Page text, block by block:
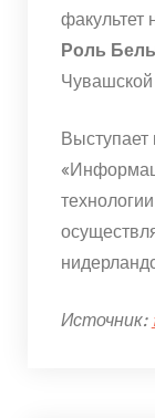
факультет
Роль
Источник: